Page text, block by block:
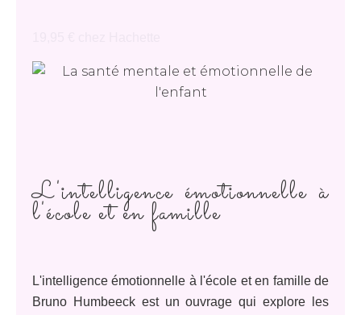
L'intelligence émotionnelle à
l'école et en famille
L'intelligence émotionnelle à l'école et en famille de
Bruno Humbeeck est un ouvrage qui explore les